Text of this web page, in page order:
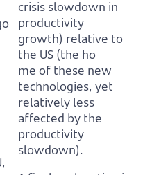
crisis slowdown in
productivity
growth) relative to
the US (the ho
me of these new
technologies, yet
relatively less
affected by the
productivity
slowdown).